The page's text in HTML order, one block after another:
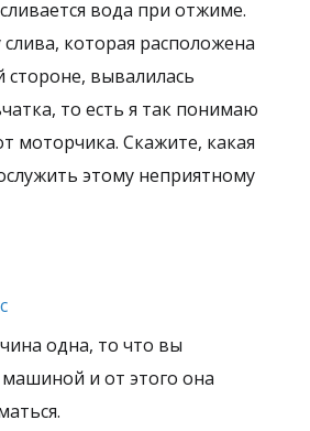
вода при отжиме.
которая расположена
стороне, вывалилась
то есть я так понимаю
моторчика. Скажите, какая
этому неприятному
одна, то что вы
машиной и от этого она